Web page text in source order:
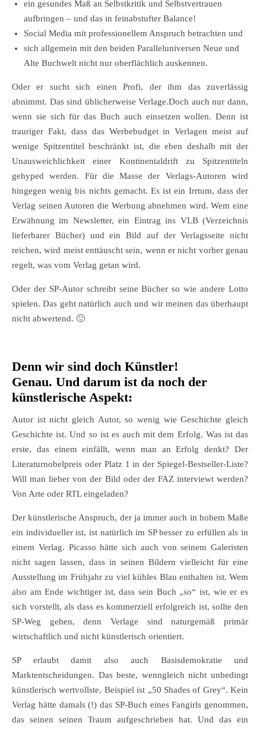
ein gesundes Maß an Selbstkritik und Selbstvertrauen
aufbringen – und das in feinabstufter Balance!
Social Media mit professionellem Anspruch betrachten und
sich allgemein mit den beiden Paralleluniversen Neue und
Alte Buchwelt nicht nur oberflächlich auskennen.
Oder er sucht sich einen Profi, der ihm das zuverlässig
abnimmt. Das sind üblicherweise Verlage.Doch auch nur dann,
wenn sie sich für das Buch auch einsetzen wollen. Denn ist
trauriger Fakt, dass das Werbebudget in Verlagen meist auf
wenige Spitzentitel beschränkt ist, die eben deshalb mit der
Unausweichlichkeit einer Kontinentaldrift zu Spitzentiteln
gehyped werden. Für die Masse der Verlags-Autoren wird
hingegen wenig bis nichts gemacht. Es ist ein Irrtum, dass der
Verlag seinen Autoren die Werbung abnehmen wird. Wem eine
Erwähnung im Newsletter, ein Eintrag ins VLB (Verzeichnis
lieferbarer Bücher) und ein Bild auf der Verlagsseite nicht
reichen, wird meist enttäuscht sein, wenn er nicht vorher genau
regelt, was vom Verlag getan wird.
Oder der SP-Autor schreibt seine Bücher so wie andere Lotto
spielen. Das geht natürlich auch und wir meinen das überhaupt
nicht abwertend. 🙂
Denn wir sind doch Künstler!
Genau. Und darum ist da noch der
künstlerische Aspekt:
Autor ist nicht gleich Autor, so wenig wie Geschichte gleich
Geschichte ist. Und so ist es auch mit dem Erfolg. Was ist das
erste, das einem einfällt, wenn man an Erfolg denkt? Der
Literaturnobelpreis oder Platz 1 in der Spiegel-Bestseller-Liste?
Will man lieber von der Bild oder der FAZ interviewt werden?
Von Arte oder RTL eingeladen?
Der künstlerische Anspruch, der ja immer auch in hohem Maße
ein individueller ist, ist natürlich im SP besser zu erfüllen als in
einem Verlag. Picasso hätte sich auch von seinem Galeristen
nicht sagen lassen, dass in seinen Bildern vielleicht für eine
Ausstellung im Frühjahr zu viel kühles Blau enthalten ist. Wem
also am Ende wichtiger ist, dass sein Buch „so“ ist, wie er es
sich vorstellt, als dass es kommerziell erfolgreich ist, sollte den
SP-Weg gehen, denn Verlage sind naturgemäß primär
wirtschaftlich und nicht künstlerisch orientiert.
SP erlaubt damit also auch Basisdemokratie und
Marktentscheidungen. Das beste, wenngleich nicht unbedingt
künstlerisch wertvollste, Beispiel ist „50 Shades of Grey“. Kein
Verlag hätte damals (!) das SP-Buch eines Fangirls genommen,
das seinen seinen Traum aufgeschrieben hat. Und das ein